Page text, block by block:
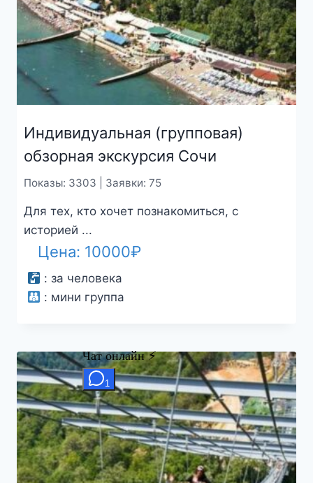
Индивидуальная (групповая)
обзорная экскурсия Сочи
Показы: 3303 | Заявки: 75
Для тех, кто хочет познакомиться, с
историей ...
Цена: 10000₽
: за человека
: мини группа